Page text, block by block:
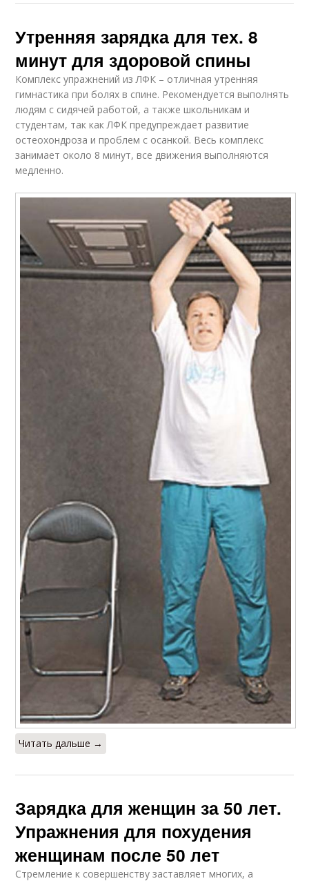
Утренняя зарядка для тех. 8
минут для здоровой спины
Комплекс упражнений из ЛФК – отличная утренняя
гимнастика при болях в спине. Рекомендуется выполнять
людям с сидячей работой, а также школьникам и
студентам, так как ЛФК предупреждает развитие
остеохондроза и проблем с осанкой. Весь комплекс
занимает около 8 минут, все движения выполняются
медленно.
Читать дальше →
Зарядка для женщин за 50 лет.
Упражнения для похудения
женщинам после 50 лет
Стремление к совершенству заставляет многих, а